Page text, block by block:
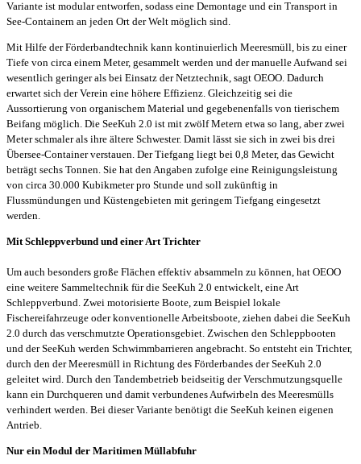
Variante ist modular entworfen, sodass eine Demontage und ein Transport in
See-Containern an jeden Ort der Welt möglich sind.
Mit Hilfe der Förderbandtechnik kann kontinuierlich Meeresmüll, bis zu einer
Tiefe von circa einem Meter, gesammelt werden und der manuelle Aufwand sei
wesentlich geringer als bei Einsatz der Netztechnik, sagt OEOO. Dadurch
erwartet sich der Verein eine höhere Effizienz. Gleichzeitig sei die
Aussortierung von organischem Material und gegebenenfalls von tierischem
Beifang möglich. Die SeeKuh 2.0 ist mit zwölf Metern etwa so lang, aber zwei
Meter schmaler als ihre ältere Schwester. Damit lässt sie sich in zwei bis drei
Übersee-Container verstauen. Der Tiefgang liegt bei 0,8 Meter, das Gewicht
beträgt sechs Tonnen. Sie hat den Angaben zufolge eine Reinigungsleistung
von circa 30.000 Kubikmeter pro Stunde und soll zukünftig in
Flussmündungen und Küstengebieten mit geringem Tiefgang eingesetzt
werden.
Mit Schleppverbund und einer Art Trichter
Um auch besonders große Flächen effektiv absammeln zu können, hat OEOO
eine weitere Sammeltechnik für die SeeKuh 2.0 entwickelt, eine Art
Schleppverbund. Zwei motorisierte Boote, zum Beispiel lokale
Fischereifahrzeuge oder konventionelle Arbeitsboote, ziehen dabei die SeeKuh
2.0 durch das verschmutzte Operationsgebiet. Zwischen den Schleppbooten
und der SeeKuh werden Schwimmbarrieren angebracht. So entsteht ein Trichter,
durch den der Meeresmüll in Richtung des Förderbandes der SeeKuh 2.0
geleitet wird. Durch den Tandembetrieb beidseitig der Verschmutzungsquelle
kann ein Durchqueren und damit verbundenes Aufwirbeln des Meeresmülls
verhindert werden. Bei dieser Variante benötigt die SeeKuh keinen eigenen
Antrieb.
Nur ein Modul der Maritimen Müllabfuhr